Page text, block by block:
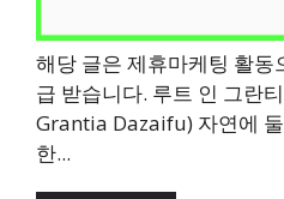
해당 글은 제휴마케팅 활동
급 받습니다. 루트 인 그란
Grantia Dazaifu) 자연에
한...